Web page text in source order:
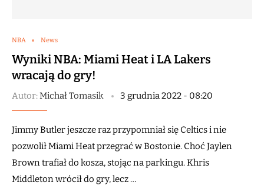
NBA News
Wyniki NBA: Miami Heat i LA Lakers
wracają do gry!
Autor:Michał Tomasik 3 grudnia 2022 - 08:20
Jimmy Butler jeszcze raz przypomniał się Celtics i nie
pozwolił Miami Heat przegrać w Bostonie. Choć Jaylen
Brown trafiał do kosza, stojąc na parkingu. Khris
Middleton wrócił do gry, lecz …